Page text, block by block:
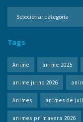
Tags
Anime anime 2025
anime julho 2026
Animes animes de
animes primavera 2026